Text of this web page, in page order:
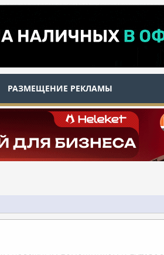
РАЗМЕЩЕНИЕ РЕКЛАМЫ